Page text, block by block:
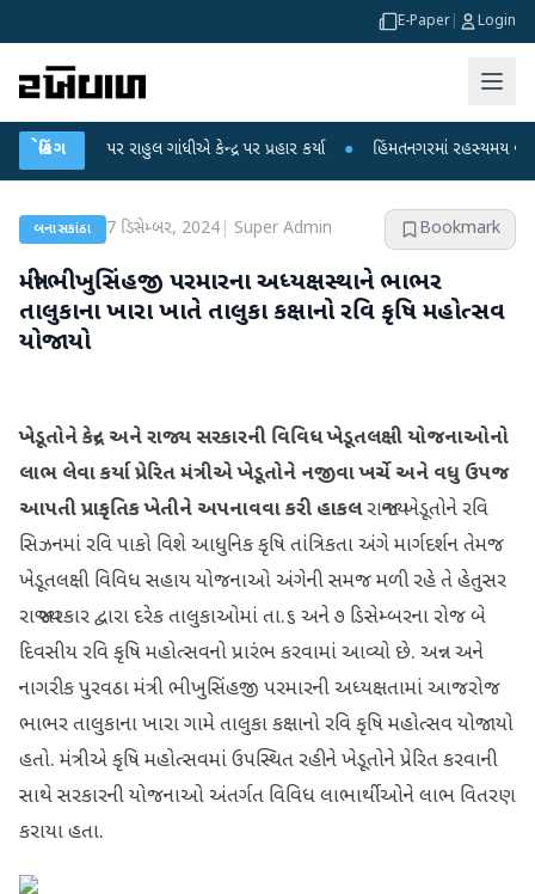
E-Paper Login
બ્રેકિંગ
પર રાહુલ ગાંધીએ કેન્દ્ર પર પ્રહાર કર્યા ● હિંમતનગરમાં રહસ્યમય વાયરસ કે
બનાસકાંઠા 7 ડિસેમ્બર, 2024| Super Admin Bookmark
મંત્રી ભીખુસિંહજી પરમારના અધ્યક્ષસ્થાને ભાભર
તાલુકાના ખારા ખાતે તાલુકા કક્ષાનો રવિ કૃષિ મહોત્સવ
યોજાયો
ખેડૂતોને કેન્દ્ર અને રાજ્ય સરકારની વિવિધ ખેડૂતલક્ષી યોજનાઓનો
લાભ લેવા કર્યા પ્રેરિતમંત્રીએ ખેડૂતોને નજીવા ખર્ચે અને વધુ ઉપજ
આપતી પ્રાકૃતિક ખેતીને અપનાવવા કરી હાકલરાજ્યના ખેડૂતોને રવિ
સિઝનમાં રવિ પાકો વિશે આધુનિક કૃષિ તાંત્રિકતા અંગે માર્ગદર્શન તેમજ
ખેડૂતલક્ષી વિવિધ સહાય યોજનાઓ અંગેની સમજ મળી રહે તે હેતુસર
રાજ્ય સરકાર દ્વારા દરેક તાલુકાઓમાં તા.૬ અને ૭ ડિસેમ્બરના રોજ બે
દિવસીય રવિ કૃષિ મહોત્સવનો પ્રારંભ કરવામાં આવ્યો છે. અન્ન અને
નાગરીક પુરવઠા મંત્રી ભીખુસિંહજી પરમારની અધ્યક્ષતામાં આજરોજ
ભાભર તાલુકાના ખારા ગામે તાલુકા કક્ષાનો રવિ કૃષિ મહોત્સવ યોજાયો
હતો. મંત્રીએ કૃષિ મહોત્સવમાં ઉપસ્થિત રહીને ખેડૂતોને પ્રેરિત કરવાની
સાથે સરકારની યોજનાઓ અંતર્ગત વિવિધ લાભાર્થીઓને લાભ વિતરણ
કરાયા હતા.